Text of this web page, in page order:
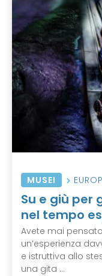
MUSEI
Su e giù per
nel tempo
Avete mai
un’esperienza
e istruttiva allo
una gita ...